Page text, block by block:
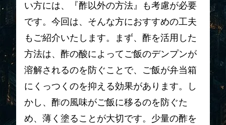
い方には、『酢以外の方法』も考慮が必要
です。今回は、そんな方におすすめの工夫
もご紹介いたします。まず、酢を活用した
方法は、酢の酸によってご飯のデンプンが
溶解されるのを防ぐことで、ご飯が弁当箱
にくっつくのを抑える効果があります。し
かし、酢の風味がご飯に移るのを防ぐた
め、薄く塗ることが大切です。少量の酢を